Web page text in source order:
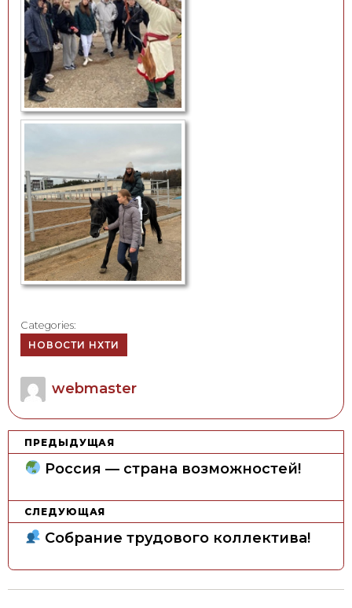
Categories:
НОВОСТИ НХТИ
Author
webmaster
Н
и
г
ц
и
ПРЕДЫДУЩАЯ
Россия — страна возможностей!
СЛЕДУЮЩАЯ
Собрание трудового коллектива!